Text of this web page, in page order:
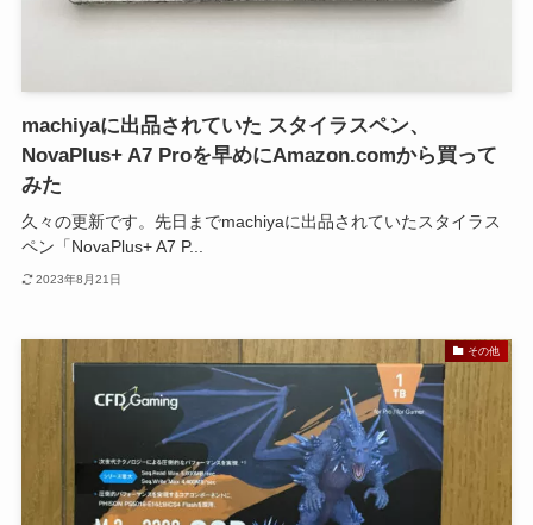
machiyaに出品されていた スタイラスペン、
NovaPlus+ A7 Proを早めにAmazon.comから買って
みた
久々の更新です。先日までmachiyaに出品されていたスタイラス
ペン「NovaPlus+ A7 P...
2023年8月21日
その他